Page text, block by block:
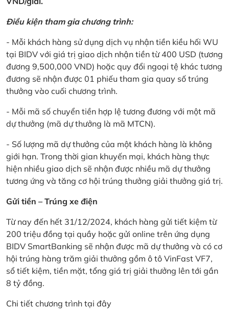
Điều kiện tham gia chương trình:
- Mỗi khách hàng sử dụng dịch vụ nhận tiền kiều hối WU
tại BIDV với giá trị giao dịch nhận tiền từ 400 USD (tương
đương 9,500,000 VND) hoặc quy đổi ngoại tệ khác tương
đương sẽ nhận được 01 phiếu tham gia quay số trúng
thưởng vào cuối chương trình.
- Mỗi mã số chuyển tiền hợp lệ tương đương với một mã
dự thưởng (mã dự thưởng là mã MTCN).
- Số lượng mã dự thưởng của một khách hàng là không
giới hạn. Trong thời gian khuyến mại, khách hàng thực
hiện nhiều giao dịch sẽ nhận được nhiều mã dự thưởng
tương ứng và tăng cơ hội trúng thưởng giải thưởng giá trị.
Gửi tiền – Trúng xe điện
Từ nay đến hết 31/12/2024, khách hàng gửi tiết kiệm từ
200 triệu đồng tại quầy hoặc gửi online trên ứng dụng
BIDV SmartBanking sẽ nhận được mã dự thưởng và có cơ
hội trúng hàng trăm giải thưởng gồm ô tô VinFast VF7,
sổ tiết kiệm, tiền mặt, tổng giá trị giải thưởng lên tới gần
8 tỷ đồng.
Chi tiết chương trình tại đây